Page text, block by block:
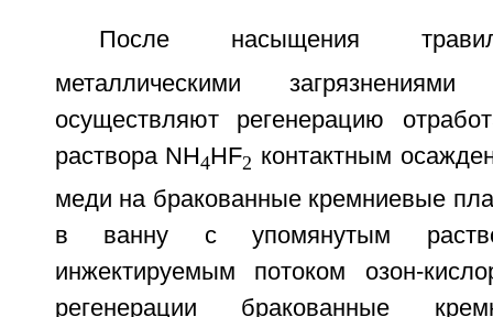
После насыщения
металлическими
осуществляют регенерацию
раствора NH4HF2 контактным
меди на бракованные кремниевые
в ванну с упомянутым
инжектируемым потоком озон-
регенерации бракованные